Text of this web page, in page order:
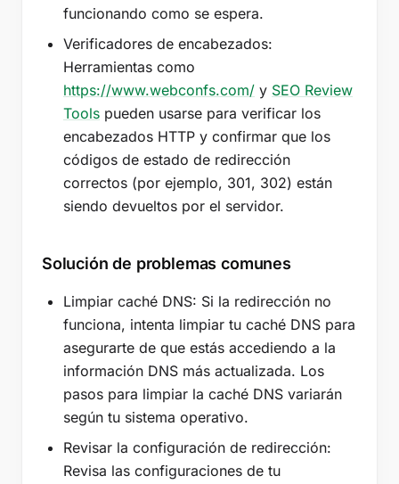
funcionando como se espera.
Verificadores de encabezados:
Herramientas como
https://www.webconfs.com/ y SEO Review
Tools pueden usarse para verificar los
encabezados HTTP y confirmar que los
códigos de estado de redirección
correctos (por ejemplo, 301, 302) están
siendo devueltos por el servidor.
Solución de problemas comunes
Limpiar caché DNS: Si la redirección no
funciona, intenta limpiar tu caché DNS para
asegurarte de que estás accediendo a la
información DNS más actualizada. Los
pasos para limpiar la caché DNS variarán
según tu sistema operativo.
Revisar la configuración de redirección:
Revisa las configuraciones de tu